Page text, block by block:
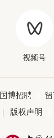
视频号
国博招聘
版权声明